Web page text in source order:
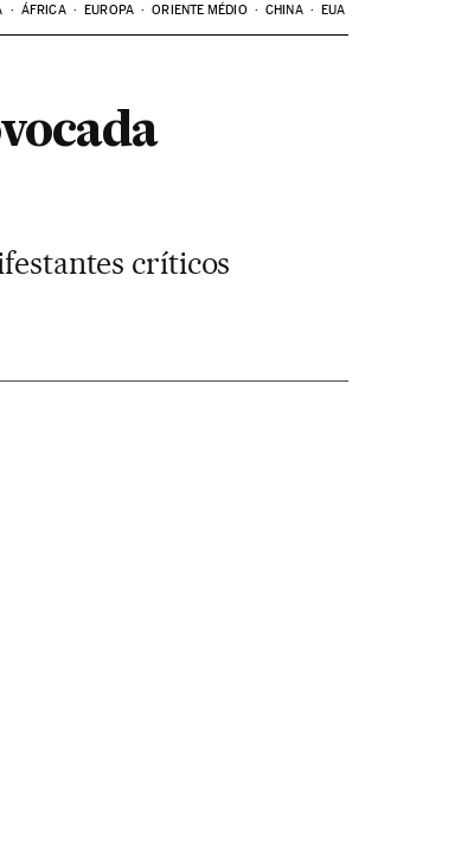
ÁFRICA EUROPA ORIENTE MÉDIO CHINA EUA
críticos